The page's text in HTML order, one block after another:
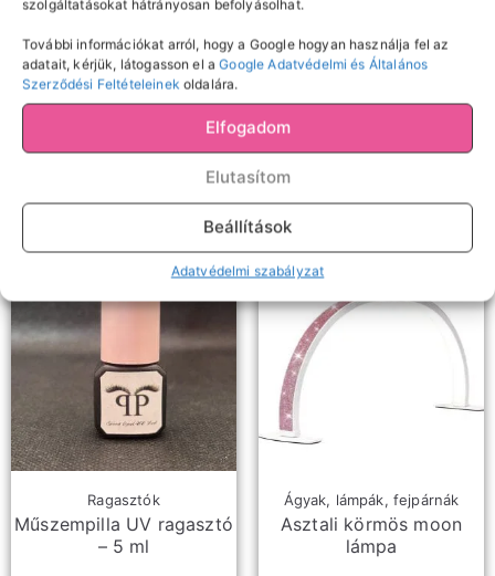
szolgáltatásokat hátrányosan befolyásolhat.
További információkat arról, hogy a Google hogyan használja fel az
adatait, kérjük, látogasson el aGoogle Adatvédelmi és Általános
Szerződési Feltételeinek oldalára.
Elfogadom
Elutasítom
Beállítások
Adatvédelmi szabályzat
Samponok, előkezelők,
oldószerek
Newshow szempilla
sampon
2490Ft
Díszítés
Francia műköröm sablon
150Ft
Kosárba teszem
Ragasztók
Műszempilla UV ragasztó
– 5 ml
Ágyak, lámpák, fejpárnák
Asztali körmös moon
lámpa